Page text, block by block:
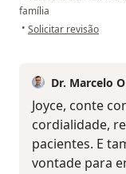
família
• na opinião do
Solicitar revisão
Dr. Marcelo
Joyce, conte
cordialidade,
pacientes. E
vontade para